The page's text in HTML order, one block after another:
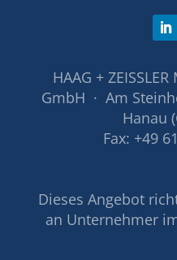
HAAG +
GmbH · Am
Hanau
Fax: +49
Dieses Angebot
an Unternehmer